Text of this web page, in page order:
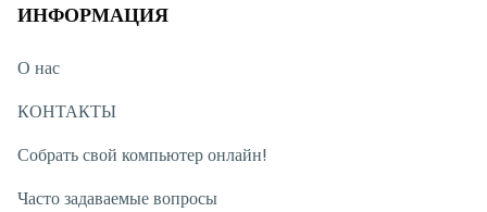
ИНФОРМАЦИЯ
О нас
КОНТАКТЫ
Собрать свой компьютер онлайн!
Часто задаваемые вопросы